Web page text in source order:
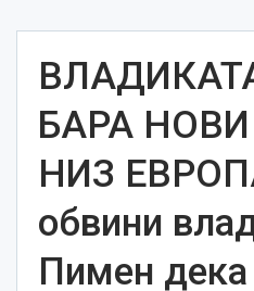
БАРА
НИЗ
обвини
Пимен дека